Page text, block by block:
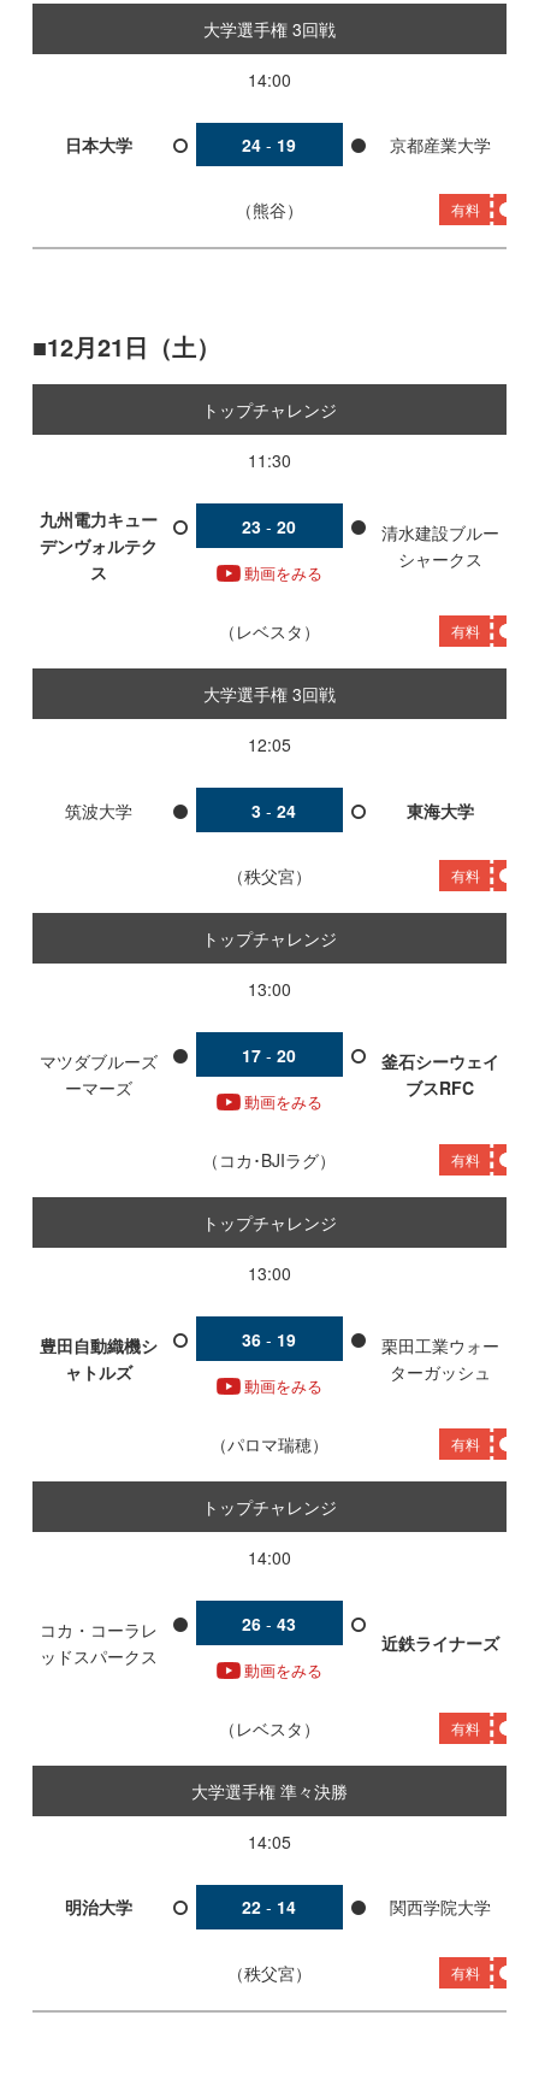
大学選手権 3回戦
14:00
日本大学 24 - 19 京都産業大学
熊谷 有料
12月21日（土）
トップチャレンジ
11:30
九州電力キュー
デンヴォルテク
ス
23 - 20
動画をみる
清水建設ブルー
シャークス
レベスタ 有料
大学選手権 3回戦
12:05
筑波大学 3 - 24 東海大学
秩父宮 有料
トップチャレンジ
13:00
マツダブルーズ
ーマーズ
17 - 20
動画をみる
釜石シーウェイ
ブスRFC
コカ･BJIラグ 有料
トップチャレンジ
13:00
豊田自動織機シ
ャトルズ
36 - 19
動画をみる
栗田工業ウォー
ターガッシュ
パロマ瑞穂 有料
トップチャレンジ
14:00
コカ・コーラレ
ッドスパークス
26 - 43
動画をみる
近鉄ライナーズ
レベスタ 有料
大学選手権 準々決勝
14:05
明治大学 22 - 14 関西学院大学
秩父宮 有料